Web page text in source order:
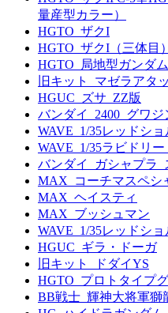
量産型カラー）
HGTO_ザクI
HGTO_ザクI（三体目）
HGTO_局地型ガンダ
旧キット_マゼラアタ
HGUC_ズサ_ZZ版
バンダイ_2400_グワジ
WAVE_1/35レッドシ
WAVE_1/35ラビドリ
バンダイ_ガシャプラ
MAX_コーチマスペシ
MAX_ヘイスティ
MAX_ブッシュマン
WAVE_1/35レッドシ
HGUC_ギラ・ドーガ
旧キット_ドダイYS
HGTO_プロトタイプ
BB戦士_輝神大将軍獅